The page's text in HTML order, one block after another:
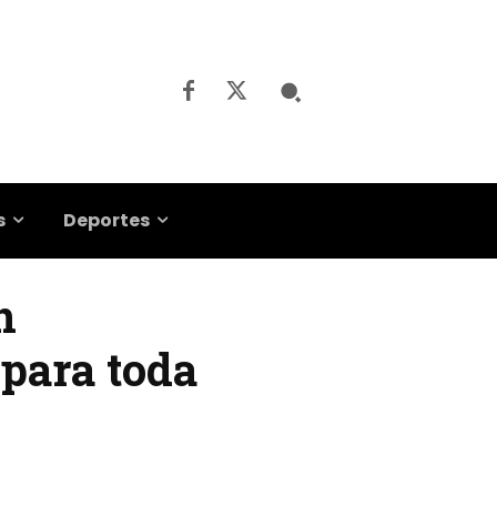
Deportes
toda